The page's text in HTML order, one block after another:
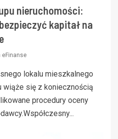
nieruchomości:
kapitał na
eFinanse
lokalu mieszkalnego
wiąże się z koniecznością
procedury oceny